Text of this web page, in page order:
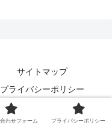
サイトマップ
プライバシーポリシー
Reserved.
わせフォーム プライバシーポリシー